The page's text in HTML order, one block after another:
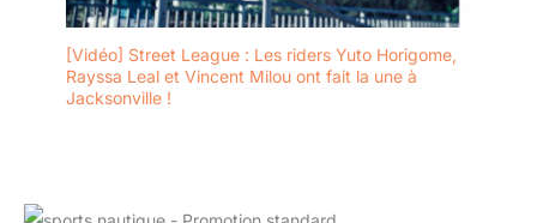
[Vidéo] Street League : Les riders Yuto Horigome,
Rayssa Leal et Vincent Milou ont fait la une à
Jacksonville !